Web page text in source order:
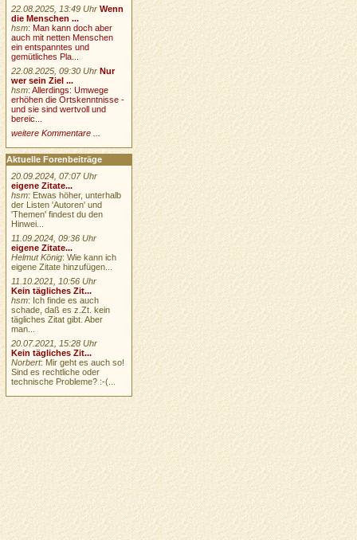
22.08.2025, 13:49 Uhr Wenn
die Menschen ...
hsm:Man kann doch aber
auch mit netten Menschen
ein entspanntes und
gemütliches Pla...
22.08.2025, 09:30 Uhr Nur
wer sein Ziel ...
hsm:Allerdings: Umwege
erhöhen die Ortskenntnisse -
und sie sind wertvoll und
bereic...
weitere Kommentare ...
Aktuelle Forenbeiträge
20.09.2024, 07:07 Uhr
eigene Zitate...
hsm: Etwas höher, unterhalb
der Listen 'Autoren' und
'Themen' findest du den
Hinwei...
11.09.2024, 09:36 Uhr
eigene Zitate...
Helmut König: Wie kann ich
eigene Zitate hinzufügen...
11.10.2021, 10:56 Uhr
Kein tägliches Zit...
hsm: Ich finde es auch
schade, daß es z.Zt. kein
tägliches Zitat gibt. Aber
man...
20.07.2021, 15:28 Uhr
Kein tägliches Zit...
Norbert: Mir geht es auch so!
Sind es rechtliche oder
technische Probleme? :-(...